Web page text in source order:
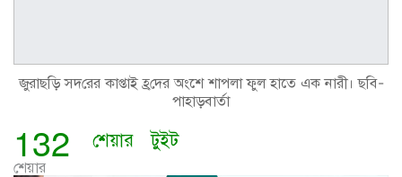
জুরাছ‌ড়ি সদ‌রের কাপ্তাই হ্র‌দের অংশে শাপলা ফুল হাতে এক নারী। ছবি-
পাহাড়বার্তা
132
শেয়ার
শেয়ার টুইট